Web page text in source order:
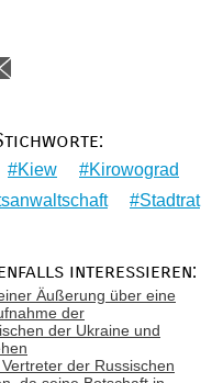
Kiew
Kirowograd
Stadtrat
interessieren:
Äußerung über eine
der
der Ukraine und
der Russischen